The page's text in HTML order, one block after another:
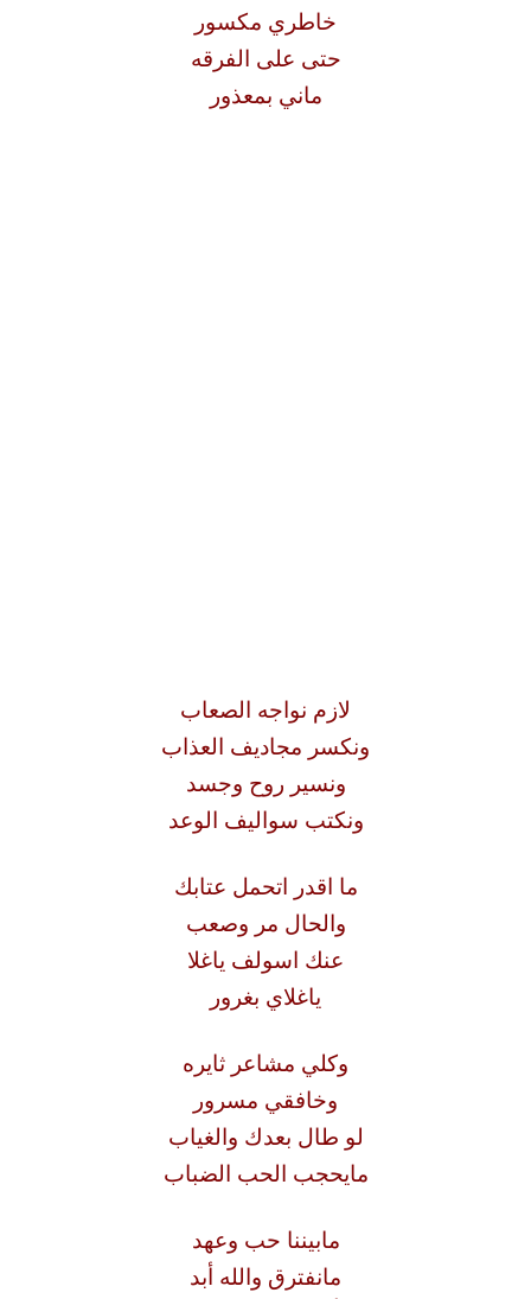
خاطري مكسور
حتى على الفرقه
ماني بمعذور
لازم نواجه الصعاب
ونكسر مجاديف العذاب
ونسير روح وجسد
ونكتب سواليف الوعد
ما اقدر اتحمل عتابك
والحال مر وصعب
عنك اسولف ياغلا
ياغلاي بغرور
وكلي مشاعر ثايره
وخافقي مسرور
لو طال بعدك والغياب
مايحجب الحب الضباب
مابيننا حب وعهد
مانفترق والله أبد